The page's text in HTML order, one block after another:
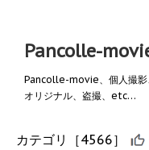
Pancolle-
Pancolle-movie、個人撮影
オリジナル、盗撮、etc…
カテゴリ ［4566］